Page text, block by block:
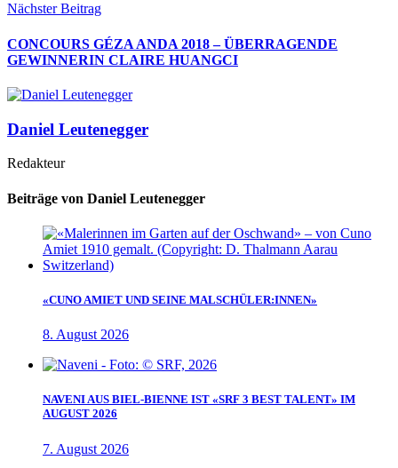
Nächster Beitrag
CONCOURS GÉZA ANDA 2018 – ÜBERRAGENDE
GEWINNERIN CLAIRE HUANGCI
Daniel Leutenegger
Redakteur
Beiträge von Daniel Leutenegger
«CUNO AMIET UND SEINE MALSCHÜLER:INNEN»
8. August 2026
NAVENI AUS BIEL-BIENNE IST «SRF 3 BEST TALENT» IM
AUGUST 2026
7. August 2026